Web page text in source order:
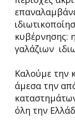
κυβέρνησης:
γαλάζιων
Καλούμε την
άμεσα την
όλη την